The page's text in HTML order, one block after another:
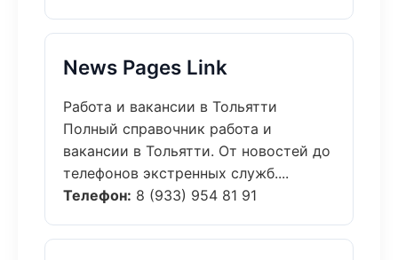
News Pages Link
Работа и вакансии в Тольятти
Полный справочник работа и
вакансии в Тольятти. От новостей до
телефонов экстренных служб....
Телефон: 8 (933) 954 81 91